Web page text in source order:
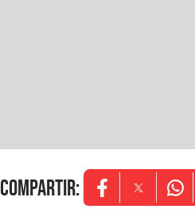
Compartir: Opens in new
Opens in